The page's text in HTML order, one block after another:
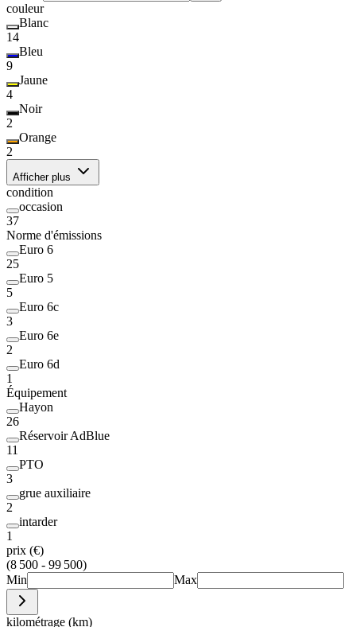
couleur
Blanc
14
Bleu
9
Jaune
4
Noir
2
Orange
2
Afficher plus
condition
occasion
37
Norme d'émissions
Euro 6
25
Euro 5
5
Euro 6c
3
Euro 6e
2
Euro 6d
1
Équipement
Hayon
26
Réservoir AdBlue
11
PTO
3
grue auxiliaire
2
intarder
1
prix (€)
(8 500 - 99 500)
Min
Max
kilométrage (km)